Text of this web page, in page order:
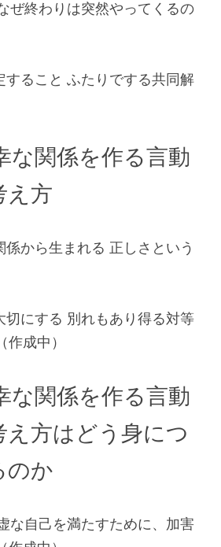
ぜ終わりは突然やってくるの
すること ふたりでする共同解
な関係を作る言動
え方
係から生まれる 正しさという
切にする 別れもあり得る対等
（作成中）
な関係を作る言動
え方はどう身につ
のか
な自己を満たすために、加害